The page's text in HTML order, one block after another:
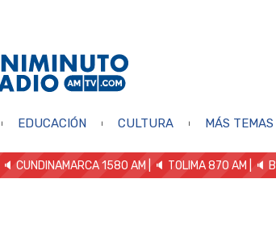
EDUCACIÓN CULTURA MÁS TEMAS
| 🔈 CUNDINAMARCA 1580 AM | 🔈 TOLIMA 870 AM | 🔈